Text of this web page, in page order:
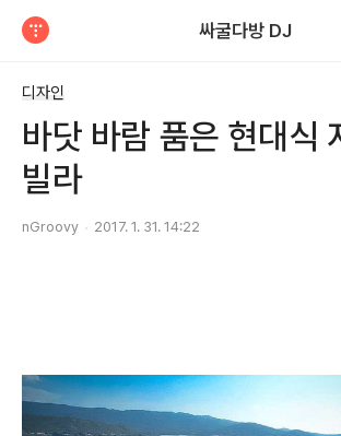
싸굴다방 DJ
디자인
바닷 바람 품은 현대식
빌라
nGroovy 2017. 1. 31. 14:22